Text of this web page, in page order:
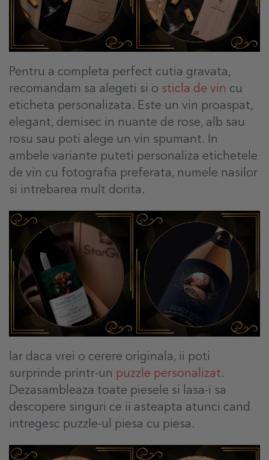
Pentru a completa perfect cutia gravata,
recomandam sa alegeti si o sticla de vin cu
eticheta personalizata. Este un vin proaspat,
elegant, demisec in nuante de rose, alb sau
rosu sau poti alege un vin spumant. In
ambele variante puteti personaliza etichetele
de vin cu fotografia preferata, numele nasilor
si intrebarea mult dorita.
Iar daca vrei o cerere originala, ii poti
surprinde printr-un puzzle personalizat.
Dezasambleaza toate piesele si lasa-i sa
descopere singuri ce ii asteapta atunci cand
intregesc puzzle-ul piesa cu piesa.